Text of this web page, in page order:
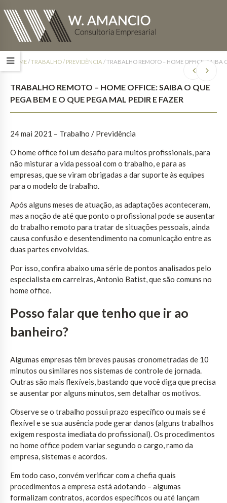
HOME/TRABALHO / PREVIDÊNCIA /TRABALHO REMOTO – HOME OFFICE: SAIBA
TRABALHO REMOTO – HOME OFFICE: SAIBA O QUE
PEGA BEM E O QUE PEGA MAL PEDIR E FAZER
24 mai 2021 – Trabalho / Previdência
O home office foi um desafio para muitos profissionais, para
não misturar a vida pessoal com o trabalho, e para as
empresas, que se viram obrigadas a dar suporte às equipes
para o modelo de trabalho.
Após alguns meses de atuação, as adaptações aconteceram,
mas a noção de até que ponto o profissional pode se ausentar
do trabalho remoto para tratar de situações pessoais, ainda
causa confusão e desentendimento na comunicação entre as
duas partes envolvidas.
Por isso, confira abaixo uma série de pontos analisados pelo
especialista em carreiras, Antonio Batist, que são comuns no
home office.
Posso falar que tenho que ir ao
banheiro?
Algumas empresas têm breves pausas cronometradas de 10
minutos ou similares nos sistemas de controle de jornada.
Outras são mais flexíveis, bastando que você diga que precisa
se ausentar por alguns minutos, sem detalhar os motivos.
Observe se o trabalho possui prazo específico ou mais se é
flexível e se sua ausência pode gerar danos (alguns trabalhos
exigem resposta imediata do profissional). Os procedimentos
no home office podem variar segundo o cargo, ramo da
empresa, sistemas e acordos.
Em todo caso, convém verificar com a chefia quais
procedimentos a empresa está adotando – algumas
formalizam contratos, acordos específicos ou até lançam